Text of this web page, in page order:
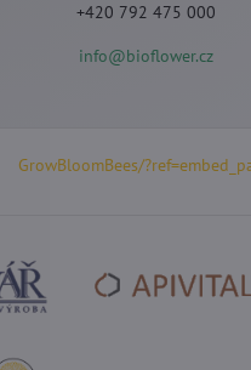
+420 792 475 000
info@bioflower.cz
GrowBloomBees/